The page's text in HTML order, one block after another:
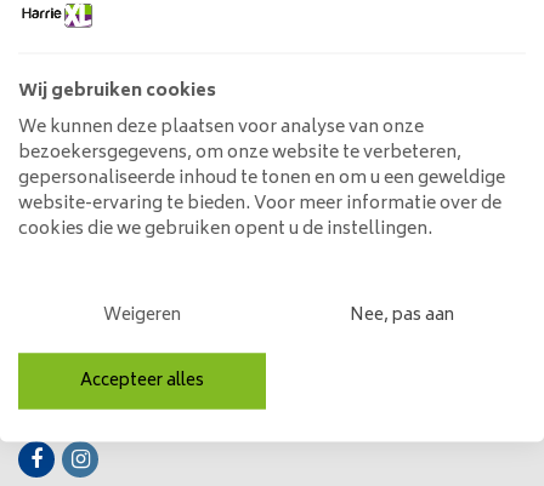
Geen producten gevonden!...
Klantenservice
Mijn account
Categorieën
Contactgegevens
Volg ons
Wij gebruiken cookies
We kunnen deze plaatsen voor analyse van onze
bezoekersgegevens, om onze website te verbeteren,
gepersonaliseerde inhoud te tonen en om u een geweldige
website-ervaring te bieden. Voor meer informatie over de
cookies die we gebruiken opent u de instellingen.
Weigeren Nee, pas aan
Accepteer alles